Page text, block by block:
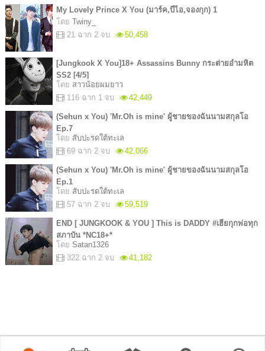
My Lovely Prince X You (มาร์ค,บีไอ,จองกุก) 1
โดย Twiny_
21 ฉาก 2 จบ
50,458
[Jungkook X You]18+ Assassins Bunny กระต่ายอำมหิต
SS2 [4/5]
โดย สาวน้อยผมยาว
116 ฉาก 1 จบ
42,449
(Sehun x You) 'Mr.Oh is mine' ผู้ชายของฉันนามสกุลโอ
Ep.7
โดย สับปะรดใต้ทะเล
69 ฉาก 2 จบ
42,066
(Sehun x You) 'Mr.Oh is mine' ผู้ชายของฉันนามสกุลโอ
Ep.1
โดย สับปะรดใต้ทะเล
57 ฉาก 2 จบ
59,519
END [ JUNGKOOK & YOU ] This is DADDY #เฮียกุกพ่อทุก
สภาบัน *NC18+*
โดย Satan1326
322 ฉาก 2 จบ
41,182